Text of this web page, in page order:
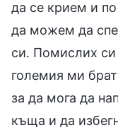
да се крием и
да можем да
си. Помислих си
големия ми
за да мога да
къща и да